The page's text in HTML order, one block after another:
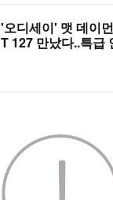
'오디세이' 맷 데이
T 127 만났다..특급